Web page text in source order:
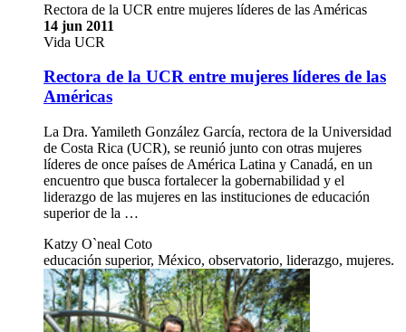
Rectora de la UCR entre mujeres líderes de las Américas
14 jun 2011
Vida UCR
Rectora de la UCR entre mujeres líderes de las
Américas
La Dra. Yamileth González García, rectora de la Universidad
de Costa Rica (UCR), se reunió junto con otras mujeres
líderes de once países de América Latina y Canadá, en un
encuentro que busca fortalecer la gobernabilidad y el
liderazgo de las mujeres en las instituciones de educación
superior de la …
Katzy O`neal Coto
educación superior, México, observatorio, liderazgo, mujeres.